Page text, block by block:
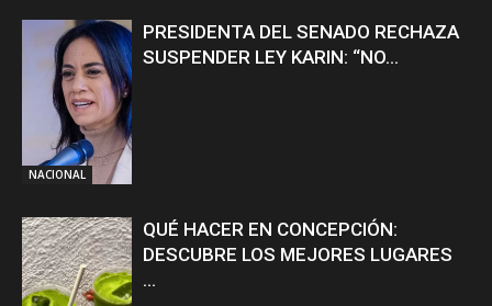
NACIONAL
PRESIDENTA DEL SENADO RECHAZA
SUSPENDER LEY KARIN: “NO...
QUÉ HACER EN CONCEPCIÓN:
DESCUBRE LOS MEJORES LUGARES
...